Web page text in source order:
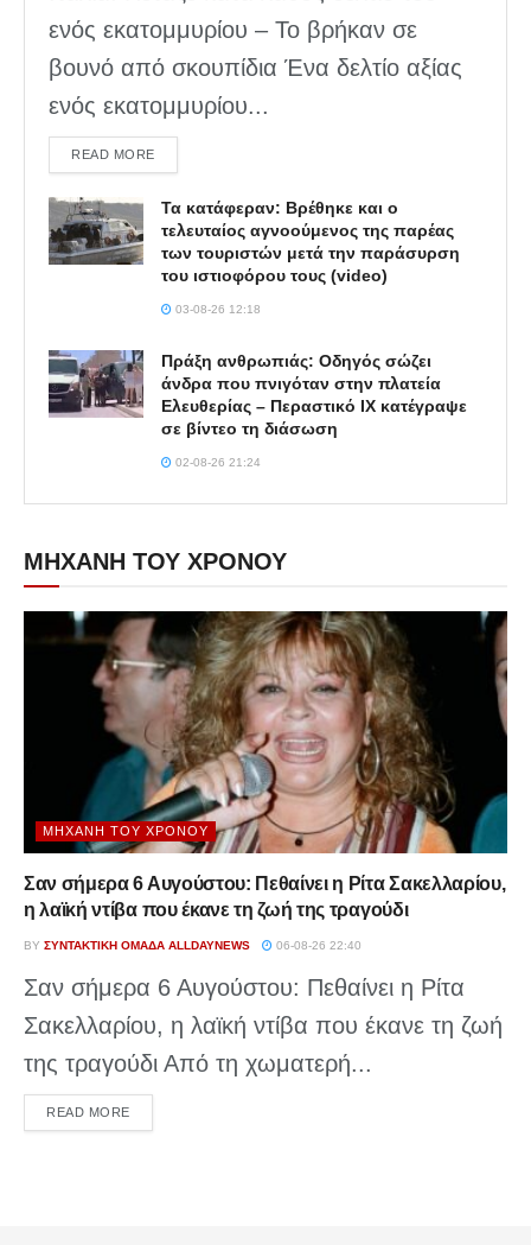
ενός εκατομμυρίου – Το βρήκαν σε
βουνό από σκουπίδια Ένα δελτίο αξίας
ενός εκατομμυρίου...
READ MOREDETAILS
Τα κατάφεραν: Βρέθηκε και ο
τελευταίος αγνοούμενος της παρέας
των τουριστών μετά την παράσυρση
του ιστιοφόρου τους (video)
03-08-26 12:18
Πράξη ανθρωπιάς: Οδηγός σώζει
άνδρα που πνιγόταν στην πλατεία
Ελευθερίας – Περαστικό ΙΧ κατέγραψε
σε βίντεο τη διάσωση
02-08-26 21:24
ΜΗΧΑΝΗ ΤΟΥ ΧΡΟΝΟΥ
ΜΗΧΑΝΉ ΤΟΥ ΧΡΌΝΟΥ
Σαν σήμερα 6 Αυγούστου: Πεθαίνει η Ρίτα Σακελλαρίου,
η λαϊκή ντίβα που έκανε τη ζωή της τραγούδι
BY ΣΥΝΤΑΚΤΙΚΉ ΟΜΆΔΑ ALLDAYNEWS 06-08-26 22:40
Σαν σήμερα 6 Αυγούστου: Πεθαίνει η Ρίτα
Σακελλαρίου, η λαϊκή ντίβα που έκανε τη ζωή
της τραγούδι Από τη χωματερή...
READ MOREDETAILS